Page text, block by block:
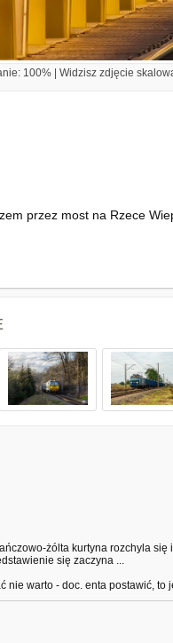
100% | Widzisz zdjęcie
przez most na Rzece
żólta kurtyna rozchyla się
się zaczyna ...
nie warto - doc. enta postawić, to